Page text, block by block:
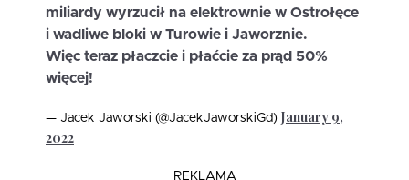
miliardy wyrzucił na elektrownie w Ostrołęce
i wadliwe bloki w Turowie i Jaworznie.
Więc teraz płaczcie i płaćcie za prąd 50%
więcej!
— Jacek Jaworski (@JacekJaworskiGd) January 9,
2022
REKLAMA